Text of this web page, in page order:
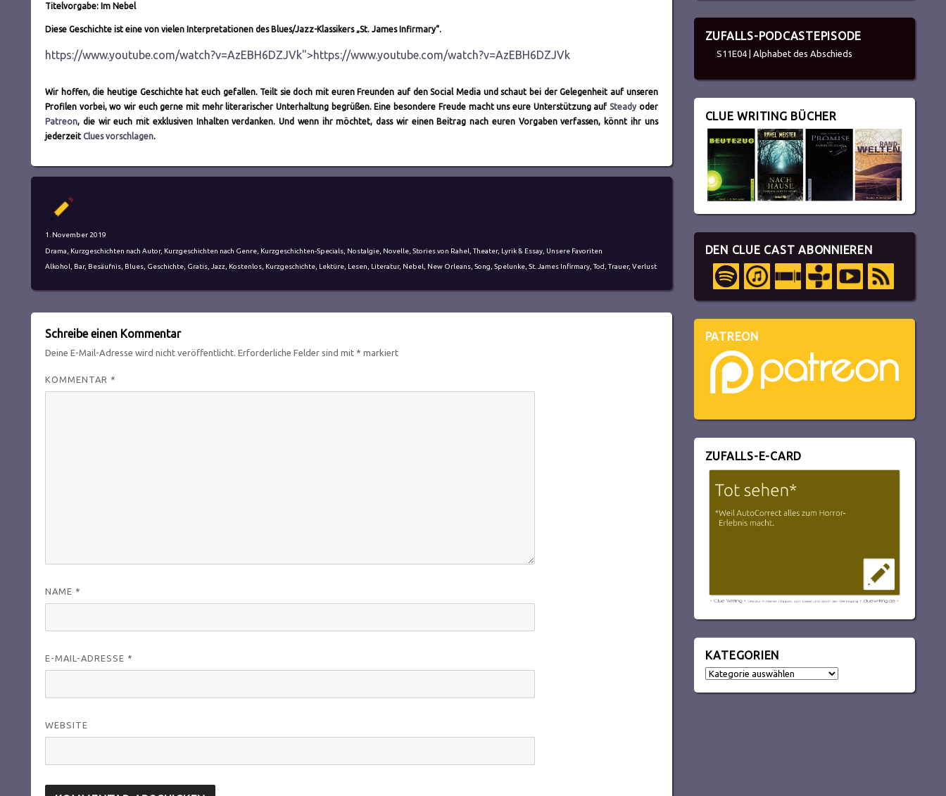
Titelvorgabe: Im Nebel
Diese Geschichte ist eine von vielen Interpretationen des Blues/Jazz-Klassikers „St. James Infirmary“.
https://www.youtube.com/watch?v=AzEBH6DZJVk">https://www.youtube.com/watch?v=AzEBH6DZJVk
Wir hoffen, die heutige Geschichte hat euch gefallen. Teilt sie doch mit euren Freunden auf den Social Media und schaut bei der Gelegenheit auf unseren
Profilen vorbei, wo wir euch gerne mit mehr literarischer Unterhaltung begrüßen. Eine besondere Freude macht uns eure Unterstützung auf Steadyoder
Patreon, die wir euch mit exklusiven Inhalten verdanken. Und wenn ihr möchtet, dass wir einen Beitrag nach euren Vorgaben verfassen, könnt ihr uns
jederzeit Clues vorschlagen.
Veröffentlicht
1. November 2019
Kategorien
Drama Kurzgeschichten nach Autor, Kurzgeschichten nach Genre Kurzgeschichten-Specials Nostalgie Novelle Stories von Rahel ,Theater, Lyrik & Essay Unsere Favoriten
Schlagwörter
Alkohol Bar, Besäufnis Blues Geschichte Gratis Jazz Kostenlos Kurzgeschichte Lektüre Lesen Literatur, Nebel New Orleans Song Spelunke St. James Infirmary ,Tod ,Trauer, Verlust
Schreibe einen Kommentar
Deine E-Mail-Adresse wird nicht veröffentlicht. Erforderliche Felder sind mit * markiert
KOMMENTAR *
NAME *
E-MAIL-ADRESSE *
WEBSITE
ZUFALLS-PODCASTEPISODE
S11E04 | Alphabet des Abschieds
CLUE WRITING BÜCHER
DEN CLUE CAST ABONNIEREN
PATREON
ZUFALLS-E-CARD
KATEGORIEN
Kategorien